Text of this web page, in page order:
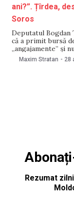
ani?”. Țîrdea,
Soros
Deputatul Bogdan
că a primit bursă
„angajamente” și
spre deosebire
Solidaritate. „Ei
Maxim Stratan - 28
Rezumat